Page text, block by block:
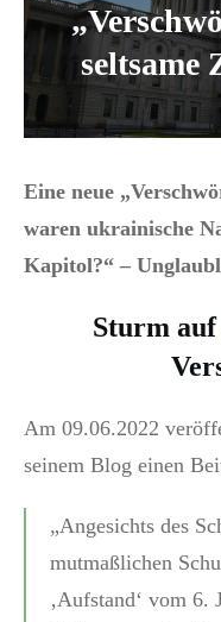
seltsame
Eine neue
waren ukrainische
Kapitol?“ –
Sturm auf
Am 09.06.2022
seinem Blog einen
„Angesichts des
mutmaßlichen
‚Aufstand‘ vom 6.